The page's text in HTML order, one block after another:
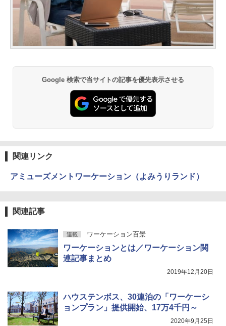
Google 検索で当サイトの記事を優先表示させる
関連リンク
アミューズメントワーケーション（よみうりランド）
関連記事
連載 ワーケーション百景
ワーケーションとは／ワーケーション関
連記事まとめ
2019年12月20日
ハウステンボス、30連泊の「ワーケーシ
ョンプラン」提供開始、17万4千円～
2020年9月25日